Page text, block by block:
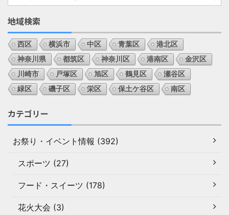
地域検索
西区 横浜市 中区 青葉区
港北区
神奈川県
都筑区 神奈川区 港南区
金沢区
川崎市
戸塚区 旭区 鶴見区
瀬谷区
緑区
磯子区 栄区 保土ケ谷区 南区
カテゴリー
お祭り・イベント情報 (392)
スポーツ (27)
フード・スイーツ (178)
花火大会 (3)